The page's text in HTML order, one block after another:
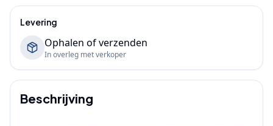
Levering
Ophalen of verzenden
In overleg met verkoper
Beschrijving